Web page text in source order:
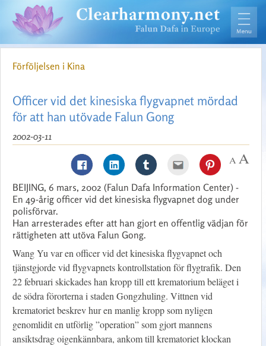
Förföljelsen i Kina
Officer vid det kinesiska flygvapnet mördad
för att han utövade Falun Gong
2002-03-11
BEIJING, 6 mars, 2002 (Falun Dafa Information Center) -
En 49-årig officer vid det kinesiska flygvapnet dog under
polisförvar.
Han arresterades efter att han gjort en offentlig vädjan för
rättigheten att utöva Falun Gong.
Wang Yu var en officer vid det kinesiska flygvapnet och
tjänstgjorde vid flygvapnets kontrollstation för flygtrafik. Den
22 februari skickades han kropp till ett krematorium beläget i
de södra förorterna i staden Gongzhuling. Vittnen vid
krematoriet beskrev hur en manlig kropp som nyligen
genomlidit en utförlig ”operation” som gjort mannens
ansiktsdrag oigenkännbara, ankom till krematoriet klockan